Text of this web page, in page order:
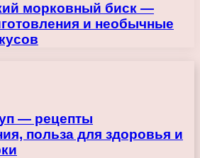
морковный биск —
и необычные
— рецепты
польза для здоровья и